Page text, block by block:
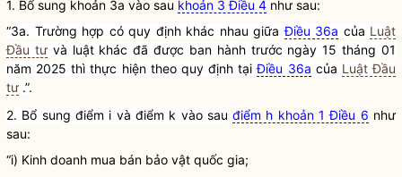
1. Bổ sung khoản 3a vào sau khoản 3 Điều 4 như sau:
“3a. Trường hợp có quy định khác nhau giữaĐiều 36a của Luật
Đầu tưvà luậtkhác đã được ban hành trước ngày 15 tháng 01
năm 2025 thì thực hiện theo quy định tạiĐiều 36a của Luật Đầu
tư .”.
2. Bổ sung điểm i và điểm k vào sau điểm h khoản 1 Điều 6 như
sau:
“i) Kinh doanh mua bán bảo vật quốc gia;